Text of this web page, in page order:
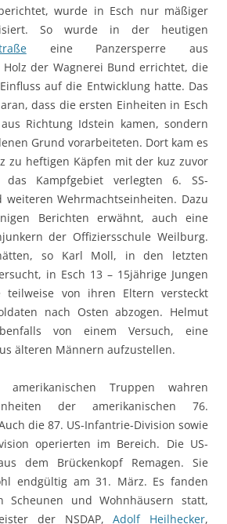
wurde in Esch nur mäßiger
So wurde in der heutigen
eine Panzersperre aus
der Wagnerei Bund errichtet, die
auf die Entwicklung hatte. Das
dass die ersten Einheiten in Esch
Richtung Idstein kamen, sondern
Grund vorarbeiteten. Dort kam es
zu heftigen Käpfen mit der kuz zuvor
Kampfgebiet verlegten 6. SS-
weiteren Wehrmachtseinheiten. Dazu
Berichten erwähnt, auch eine
der Offiziersschule Weilburg.
so Karl Moll, in den letzten
in Esch 13 – 15jährige Jungen
von ihren Eltern versteckt
nach Osten abzogen. Helmut
von einem Versuch, eine
älteren Männern aufzustellen.
amerikanischen Truppen wahren
der amerikanischen 76.
die 87. US-Infantrie-Division sowie
operierten im Bereich. Die US-
dem Brückenkopf Remagen. Sie
endgültig am 31. März. Es fanden
Scheunen und Wohnhäusern statt,
der NSDAP,Adolf Heilhecker,